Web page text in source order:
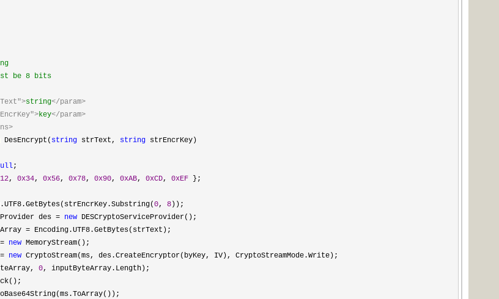
be 8 bits
string</param>
key</param>
DesEncrypt( string strText, string strEncrKey)
;
, 0x34, 0x56, 0x78, 0x90, 0xAB, 0xCD, 0xEF };
0, 8 ));
des = new DESCryptoServiceProvider();
= Encoding.UTF8.GetBytes(strText);
= new MemoryStream();
= new CryptoStream(ms, des.CreateEncryptor(byKey, IV), CryptoStreamMode.Write);
0, inputByteArray.Length);